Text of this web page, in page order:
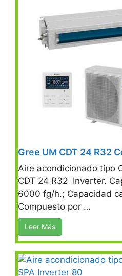
Gree UM CDT 24 R32
Aire acondicionado tipo
CDT 24 R32 Inverter.
6000 fg/h.; Capacidad
Compuesto por …
Leer Más